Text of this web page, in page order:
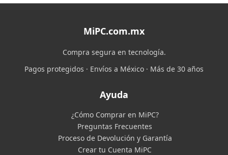
MiPC.com.mx
Compra segura en tecnología.
Pagos protegidos · Envíos a México · Más de 30 años
Ayuda
¿Cómo Comprar en MiPC?
Preguntas Frecuentes
Proceso de Devolución y Garantía
Crear tu Cuenta MiPC